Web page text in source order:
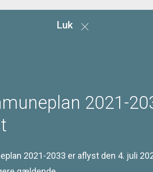
Luk
2021-
2021-2033 er aflyst den 4. juli